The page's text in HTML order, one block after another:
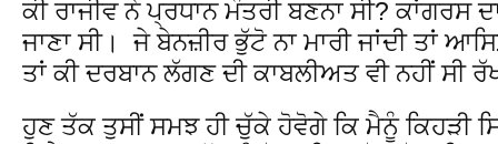
ਕੀ ਰਾਜੀਵ ਨੇ ਪ੍ਰਧਾਨ ਮੰਤਰੀ ਬਣਨਾ ਸੀ?
ਜਾਣਾ ਸੀ। ਜੇ ਬੇਨਜ਼ੀਰ ਭੁੱਟੋ ਨਾ ਮਾਰੀ ਜਾਂਦੀ ਤਾਂ
ਤਾਂ ਕੀ ਦਰਬਾਨ ਲੱਗਣ ਦੀ ਕਾਬਲੀਅਤ ਵੀ ਨਹੀਂ ਸੀ
ਹੁਣ ਤੱਕ ਤੁਸੀਂ ਸਮਝ ਹੀ ਚੁੱਕੇ ਹੋਵੋਗੇ ਕਿ ਮੈਨੂੰ ਕਿਹੜੀ